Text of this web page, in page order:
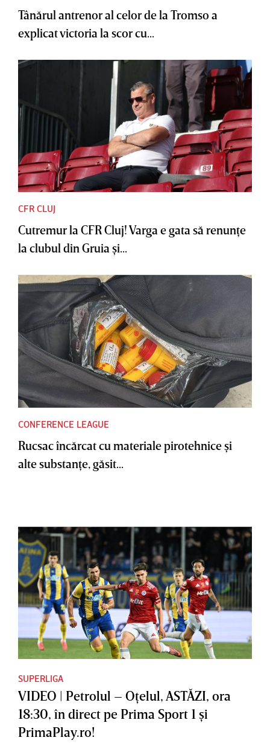
Tânărul antrenor al celor de la Tromso a
explicat victoria la scor cu...
CFR CLUJ
Cutremur la CFR Cluj! Varga e gata să renunţe
la clubul din Gruia şi...
CONFERENCE LEAGUE
Rucsac încărcat cu materiale pirotehnice şi
alte substanţe, găsit...
SUPERLIGA
VIDEO | Petrolul – Oţelul, ASTĂZI, ora
18:30, în direct pe Prima Sport 1 şi
PrimaPlay.ro!